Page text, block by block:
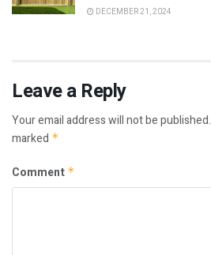
DECEMBER 21, 2024
Leave a Reply
Your email address will not be published.
marked *
Comment *